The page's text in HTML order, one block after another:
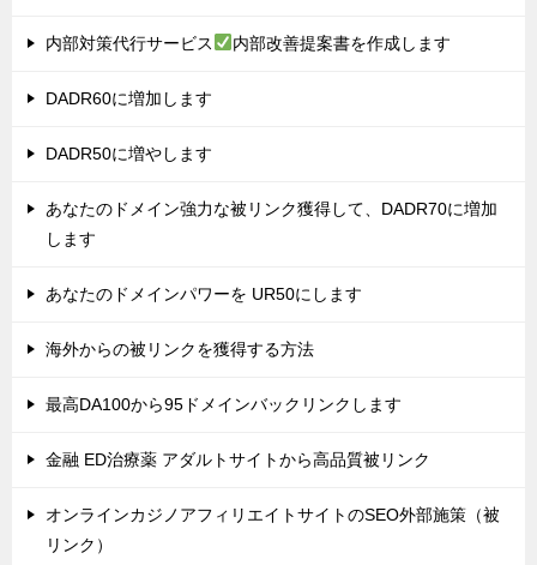
内部対策代行サービス 内部改善提案書を作成します
DADR60に増加します
DADR50に増やします
あなたのドメイン強力な被リンク獲得して、DADR70に増加
します
あなたのドメインパワーを UR50にします
海外からの被リンクを獲得する方法
最高DA100から95ドメインバックリンクします
金融 ED治療薬 アダルトサイトから高品質被リンク
オンラインカジノアフィリエイトサイトのSEO外部施策（被
リンク）